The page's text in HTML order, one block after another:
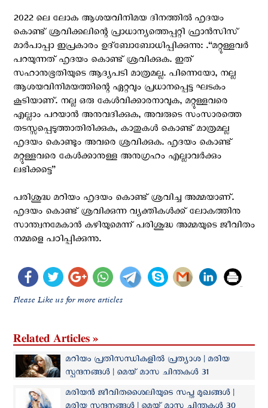
2022 ലെ ലോക ആശയവിനിമയ ദിനത്തിൽ ഹൃദയം
കൊണ്ട് ശ്രവിക്കലിന്റെ പ്രാധാന്യത്തെപ്പറ്റി ഫ്രാൻസിസ്
മാർപാപ്പാ ഇപ്രകാരം ഉദ്ബോബോധിപ്പിക്കുന്നു: .“മറ്റുള്ളവർ
പറയുന്നത് ഹൃദയം കൊണ്ട് ശ്രവിക്കുക. ഇത്
സഹാനുഭൂതിയുടെ ആദ്യപടി മാത്രമല്ല. പിന്നെയോ, നല്ല
ആശയവിനിമയത്തിന്റെ ഏറ്റവും പ്രധാനപ്പെട്ട ഘടകം
കൂടിയാണ്. നല്ല ഒരു കേൾവിക്കാരനാവുക, മറ്റുള്ളവരെ
എല്ലാം പറയാൻ അനുവദിക്കുക, അവരുടെ സംസാരത്തെ
തടസ്സപ്പെടുത്താതിരിക്കുക, കാതുകൾ കൊണ്ട് മാത്രമല്ല
ഹൃദയം കൊണ്ടും അവരെ ശ്രവിക്കുക. ഹൃദയം കൊണ്ട്
മറ്റുള്ളവരെ കേൾക്കാനുള്ള അനുഗ്രഹം എല്ലാവർക്കും
ലഭിക്കട്ടെ”
പരിശുദ്ധ മറിയം ഹൃദയം കൊണ്ട് ശ്രവിച്ച അമ്മയാണ്.
ഹൃദയം കൊണ്ട് ശ്രവിക്കുന്ന വ്യക്തികൾക്ക് ലോകത്തിനു
സാന്ത്വനമേകാൻ കഴിയുമെന്ന് പരിശുദ്ധ അമ്മയുടെ ജീവിതം
നമ്മളെ പഠിപ്പിക്കുന്നു.
Please Like us for more articles
Related Articles »
മറിയം പ്രതിസന്ധികളിൽ പ്രത്യാശ | മരിയ
സ്പന്ദനങ്ങൾ | മെയ് മാസ ചിന്തകൾ 31
മരിയൻ ജീവിതശൈലിയുടെ സപ്ത മുഖങ്ങൾ |